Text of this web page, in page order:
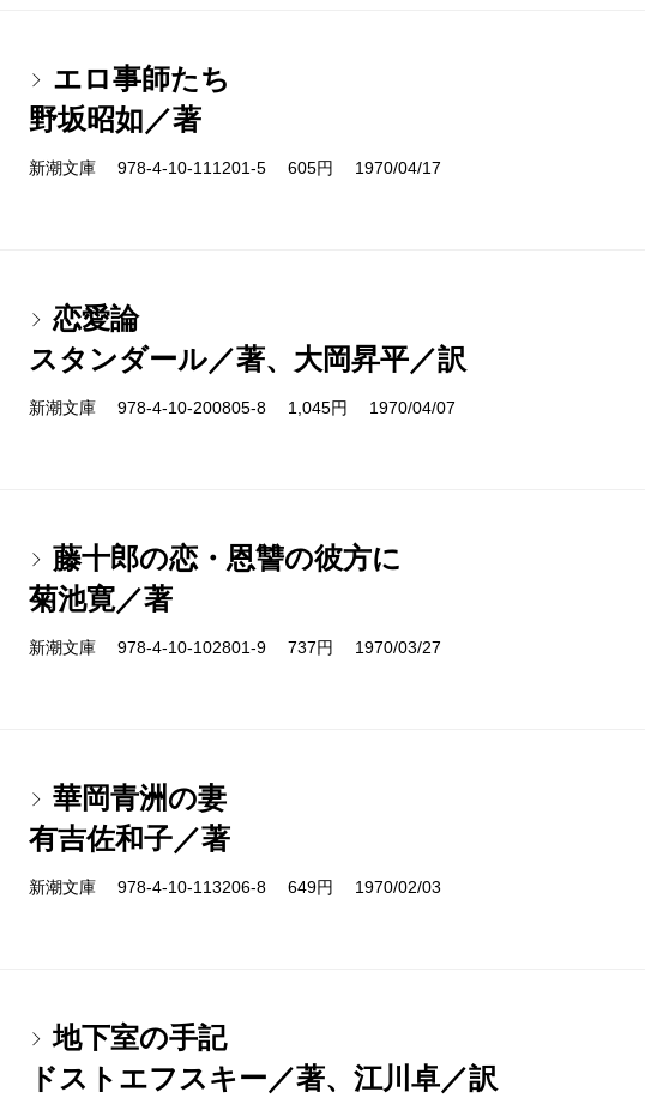
エロ事師たち
野坂昭如／著
新潮文庫 978-4-10-111201-5 605円 1970/04/17
恋愛論
スタンダール／著、大岡昇平／訳
新潮文庫 978-4-10-200805-8 1,045円 1970/04/07
藤十郎の恋・恩讐の彼方に
菊池寛／著
新潮文庫 978-4-10-102801-9 737円 1970/03/27
華岡青洲の妻
有吉佐和子／著
新潮文庫 978-4-10-113206-8 649円 1970/02/03
地下室の手記
ドストエフスキー／著、江川卓／訳